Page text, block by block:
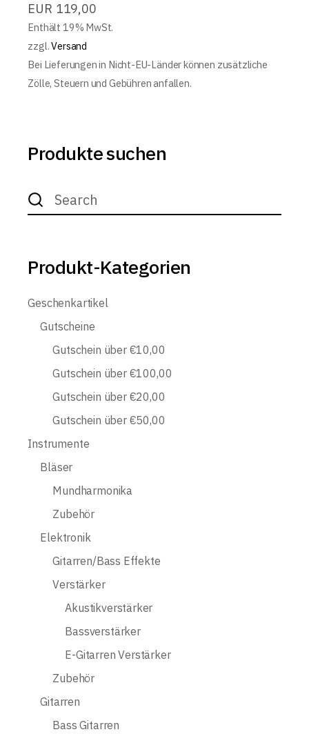
EUR 119,00
Enthält 19% MwSt.
zzgl.Versand
Bei Lieferungen in Nicht-EU-Länder können zusätzliche
Zölle, Steuern und Gebühren anfallen.
Produkte suchen
Search
for:
Produkt-Kategorien
Geschenkartikel
Gutscheine
Gutschein über €10,00
Gutschein über €100,00
Gutschein über €20,00
Gutschein über €50,00
Instrumente
Bläser
Mundharmonika
Zubehör
Elektronik
Gitarren/Bass Effekte
Verstärker
Akustikverstärker
Bassverstärker
E-Gitarren Verstärker
Zubehör
Gitarren
Bass Gitarren